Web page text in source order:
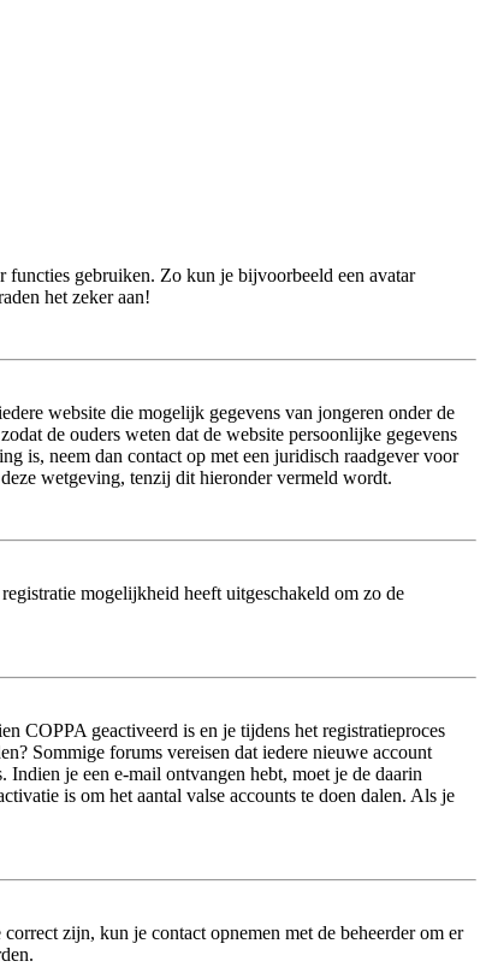
functies gebruiken. Zo kun je bijvoorbeeld een avatar
het zeker aan!
website die mogelijk gegevens van jongeren onder de
de ouders weten dat de website persoonlijke gegevens
is, neem dan contact op met een juridisch raadgever voor
wetgeving, tenzij dit hieronder vermeld wordt.
mogelijkheid heeft uitgeschakeld om zo de
COPPA geactiveerd is en je tijdens het registratieproces
Sommige forums vereisen dat iedere nieuwe account
je een e-mail ontvangen hebt, moet je de daarin
is om het aantal valse accounts te doen dalen. Als je
zijn, kun je contact opnemen met de beheerder om er